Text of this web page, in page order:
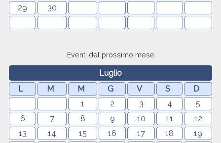
29 30
Eventi del prossimo mese
Luglio
L
M M G V S
D
1
2 3 4
5
6
7 8 9 10 11
12
13
14 15 16 17 18
19